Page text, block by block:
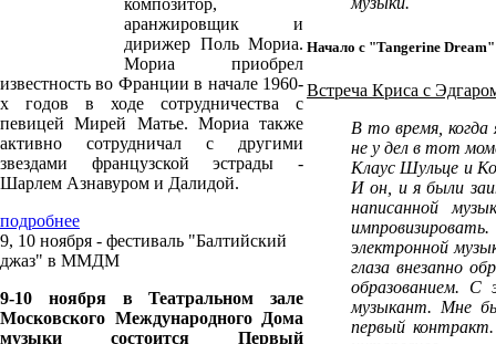
композитор,
аранжировщик и
дирижер Поль Мориа.
Мориа приобрел
известность во Франции в начале 1960-
х годов в ходе сотрудничества с
певицей Мирей Матье. Мориа также
активно сотрудничал с другими
звездами французской эстрады -
Шарлем Азнавуром и Далидой.
подробнее
9, 10 ноября - фестиваль "Балтийский
джаз" в ММДМ
9-10 ноября в Театральном зале
Московского Международного Дома
музыки состоится Первый
Начало с "Tangerine Dream"
Встреча Криса с
В то время,
не у дел в тот
Клаус Шульце и
И он, и я были
написанной
электронной
глаза внезапно
образованием. С
музыкант. Мне
первый